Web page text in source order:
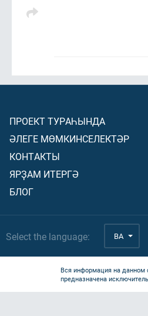
ПРОЕКТ ТУРАҺЫНДА
ӘЛЕГЕ МӨМКИНСЕЛЕКТӘР
КОНТАКТЫ
ЯРҘАМ ИТЕРГӘ
БЛОГ
Select the language: BA
Вся информация на данном
предназначена